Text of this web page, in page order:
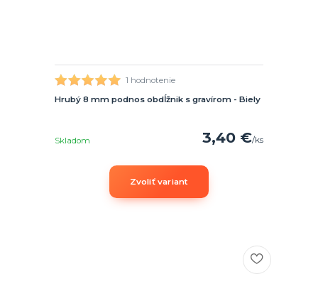
1 hodnotenie
Hrubý 8 mm podnos obdĺžnik s gravírom - Biely
3,40 €/ks
Skladom
Zvoliť variant